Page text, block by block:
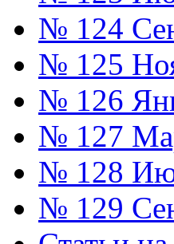
№ 124
№ 125
№ 126
№ 127
№ 128
№ 129